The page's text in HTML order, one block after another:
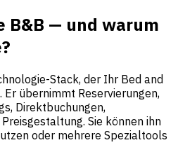
B&B — und warum
Stack, der Ihr Bed and
übernimmt Reservierungen,
Direktbuchungen,
Sie können ihn
oder mehrere Spezialtools